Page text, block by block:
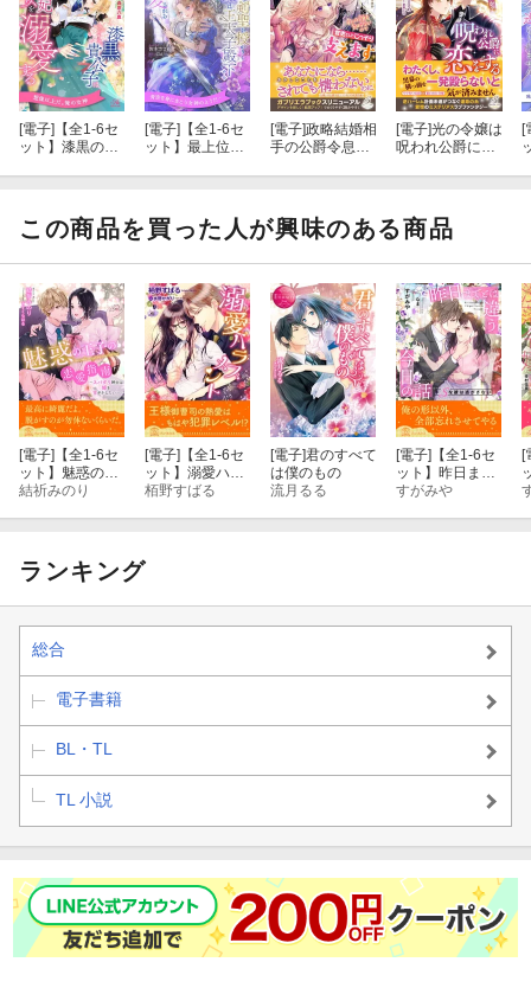
[電子] 【全1-6セ
ット】漆黒の貴
[電子] 【全1-6セ
ット】最上位ス
から寵愛される
【イラスト付】
[電子]政略結婚相
手の公爵令息は
ます【特典SS付
き】
[電子]光の令嬢は
呪われ公爵に恋
付き】
[
この商品を買った人が興味のある商品
[電子] 【全1-6セ
ット】魅惑の王
子の恋愛指南〜
付】
結祈みのり
[電子] 【全1-6セ
ット】溺愛ハラ
スメント【イラ
栢野すばる
[電子]君のすべて
は僕のもの
流月るる
[電子] 【全1-6セ
ット】昨日まで
とは違う今日の
すがみや
[
ランキング
総合
電子書籍
BL・TL
TL 小説